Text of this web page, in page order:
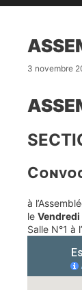
3 novembre
à
le
Salle N°1 à